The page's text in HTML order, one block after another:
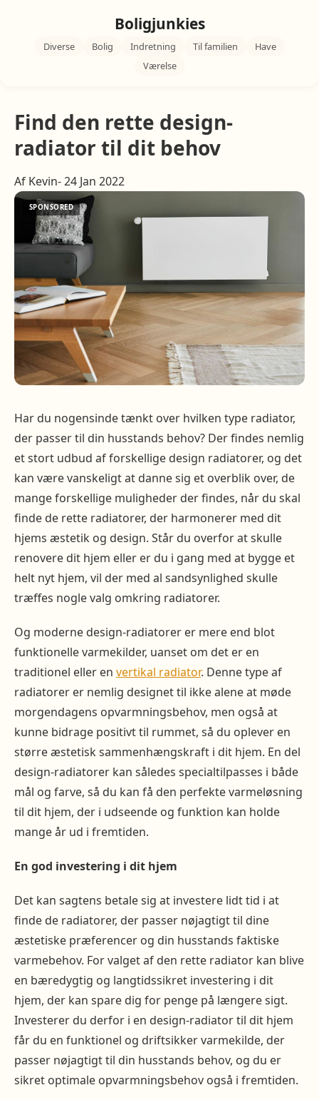
Boligjunkies
Diverse Bolig Indretning Til familien
Have
Værelse
Find den rette design-
radiator til dit behov
Af Kevin- 24 Jan 2022
Har du nogensinde tænkt over hvilken type radiator,
der passer til din husstands behov? Der findes nemlig
et stort udbud af forskellige design radiatorer, og det
kan være vanskeligt at danne sig et overblik over, de
mange forskellige muligheder der findes, når du skal
finde de rette radiatorer, der harmonerer med dit
hjems æstetik og design. Står du overfor at skulle
renovere dit hjem eller er du i gang med at bygge et
helt nyt hjem, vil der med al sandsynlighed skulle
træffes nogle valg omkring radiatorer.
Og moderne design-radiatorer er mere end blot
funktionelle varmekilder, uanset om det er en
traditionel eller en vertikal radiator. Denne type af
radiatorer er nemlig designet til ikke alene at møde
morgendagens opvarmningsbehov, men også at
kunne bidrage positivt til rummet, så du oplever en
større æstetisk sammenhængskraft i dit hjem. En del
design-radiatorer kan således specialtilpasses i både
mål og farve, så du kan få den perfekte varmeløsning
til dit hjem, der i udseende og funktion kan holde
mange år ud i fremtiden.
En god investering i dit hjem
Det kan sagtens betale sig at investere lidt tid i at
finde de radiatorer, der passer nøjagtigt til dine
æstetiske præferencer og din husstands faktiske
varmebehov. For valget af den rette radiator kan blive
en bæredygtig og langtidssikret investering i dit
hjem, der kan spare dig for penge på længere sigt.
Investerer du derfor i en design-radiator til dit hjem
får du en funktionel og driftsikker varmekilde, der
passer nøjagtigt til din husstands behov, og du er
sikret optimale opvarmningsbehov også i fremtiden.